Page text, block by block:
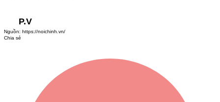
P.V
Nguồn: https://noichinh.vn/
Chia sẻ